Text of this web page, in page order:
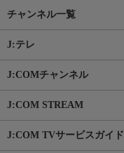
チャンネル一覧
J:テレ
J:COMチャンネル
J:COM STREAM
J:COM TVサービスガイド